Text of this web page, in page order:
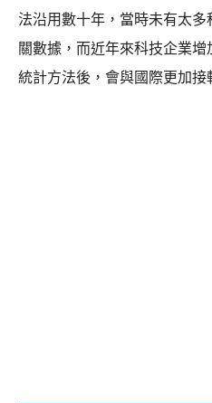
法沿用數十年，當時未有太
關數據，而近年來科技企業
統計方法後，會與國際更加接